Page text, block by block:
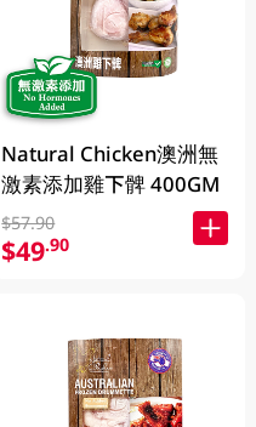
Natural Chicken澳洲無
激素添加雞下髀 400GM
$57.90
$49.90